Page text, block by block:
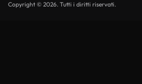
Copyright © 2026. Tutti i diritti riservati.